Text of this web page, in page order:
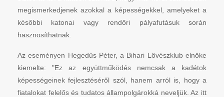
megismerkedjenek azokkal a képességekkel, amelyeket a
későbbi katonai vagy rendőri pályafutásuk során
hasznosíthatnak.
Az eseményen Hegedűs Péter, a Bihari Lövészklub elnöke
kiemelte: "Ez az együttműködés nemcsak a kadétok
képességeinek fejlesztéséről szól, hanem arról is, hogy a
fiatalokat felelős és tudatos állampolgárokká neveljük. Az itt